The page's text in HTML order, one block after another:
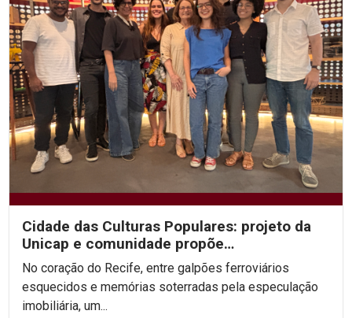
Cidade das Culturas Populares: projeto da
Unicap e comunidade propõe
ressignificação urbana e...
No coração do Recife, entre galpões ferroviários
esquecidos e memórias soterradas pela especulação
imobiliária, um...